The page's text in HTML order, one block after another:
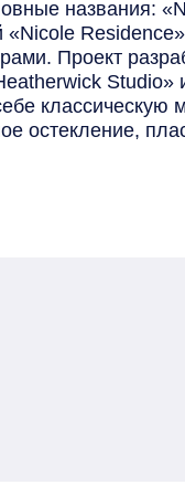
названия:
Проект
Studio»
классическую
остекление,
входом и
виды на Кремль.
отделкой